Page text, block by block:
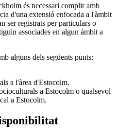
és necessari complir amb
d'una extensió enfocada a l'àmbit
ser registrats per particulars o
associades en algun àmbit a
alguns dels següents punts:
a l'àrea d'Estocolm.
a Estocolm o qualsevol
a Estocolm.